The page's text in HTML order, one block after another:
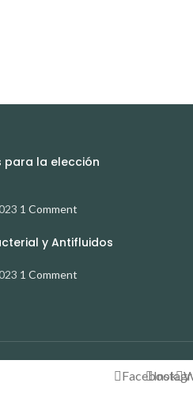
para la elección
1 Comment
y Antifluidos
1 Comment
Facebook